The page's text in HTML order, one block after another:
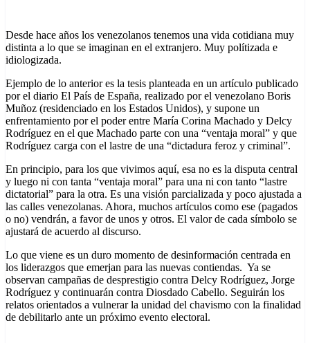
Desde hace años los venezolanos tenemos una vida cotidiana muy
distinta a lo que se imaginan en el extranjero. Muy polítizada e
idiologizada.
Ejemplo de lo anterior es la tesis planteada en un artículo publicado
por el diario El País de España, realizado por el venezolano Boris
Muñoz (residenciado en los Estados Unidos), y supone un
enfrentamiento por el poder entre María Corina Machado y Delcy
Rodríguez en el que Machado parte con una “ventaja moral” y que
Rodríguez carga con el lastre de una “dictadura feroz y criminal”.
En principio, para los que vivimos aquí, esa no es la disputa central
y luego ni con tanta “ventaja moral” para una ni con tanto “lastre
dictatorial” para la otra. Es una visión parcializada y poco ajustada a
las calles venezolanas. Ahora, muchos artículos como ese (pagados
o no) vendrán, a favor de unos y otros. El valor de cada símbolo se
ajustará de acuerdo al discurso.
Lo que viene es un duro momento de desinformación centrada en
los liderazgos que emerjan para las nuevas contiendas. Ya se
observan campañas de desprestigio contra Delcy Rodríguez, Jorge
Rodríguez y continuarán contra Diosdado Cabello. Seguirán los
relatos orientados a vulnerar la unidad del chavismo con la finalidad
de debilitarlo ante un próximo evento electoral.